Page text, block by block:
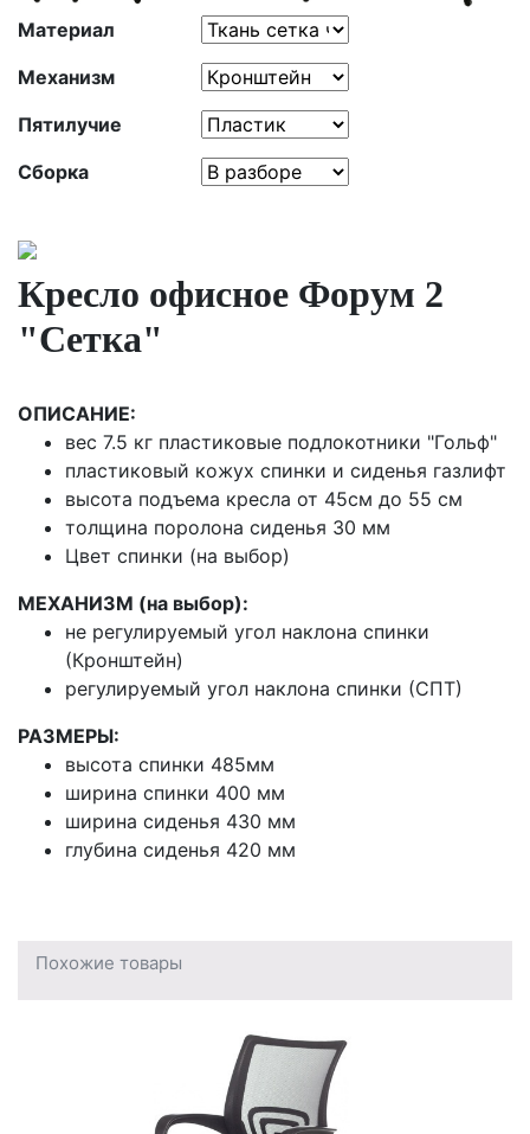
Материал
Механизм
Пятилучие
Сборка
Кресло офисное Форум 2
"Сетка"
ОПИСАНИЕ:
вес 7.5 кг пластиковые подлокотники "Гольф"
пластиковый кожух спинки и сиденья газлифт
высота подъема кресла от 45см до 55 см
толщина поролона сиденья 30 мм
Цвет спинки (на выбор)
МЕХАНИЗМ (на выбор):
не регулируемый угол наклона спинки
(Кронштейн)
регулируемый угол наклона спинки (СПТ)
РАЗМЕРЫ:
высота спинки 485мм
ширина спинки 400 мм
ширина сиденья 430 мм
глубина сиденья 420 мм
Похожие товары